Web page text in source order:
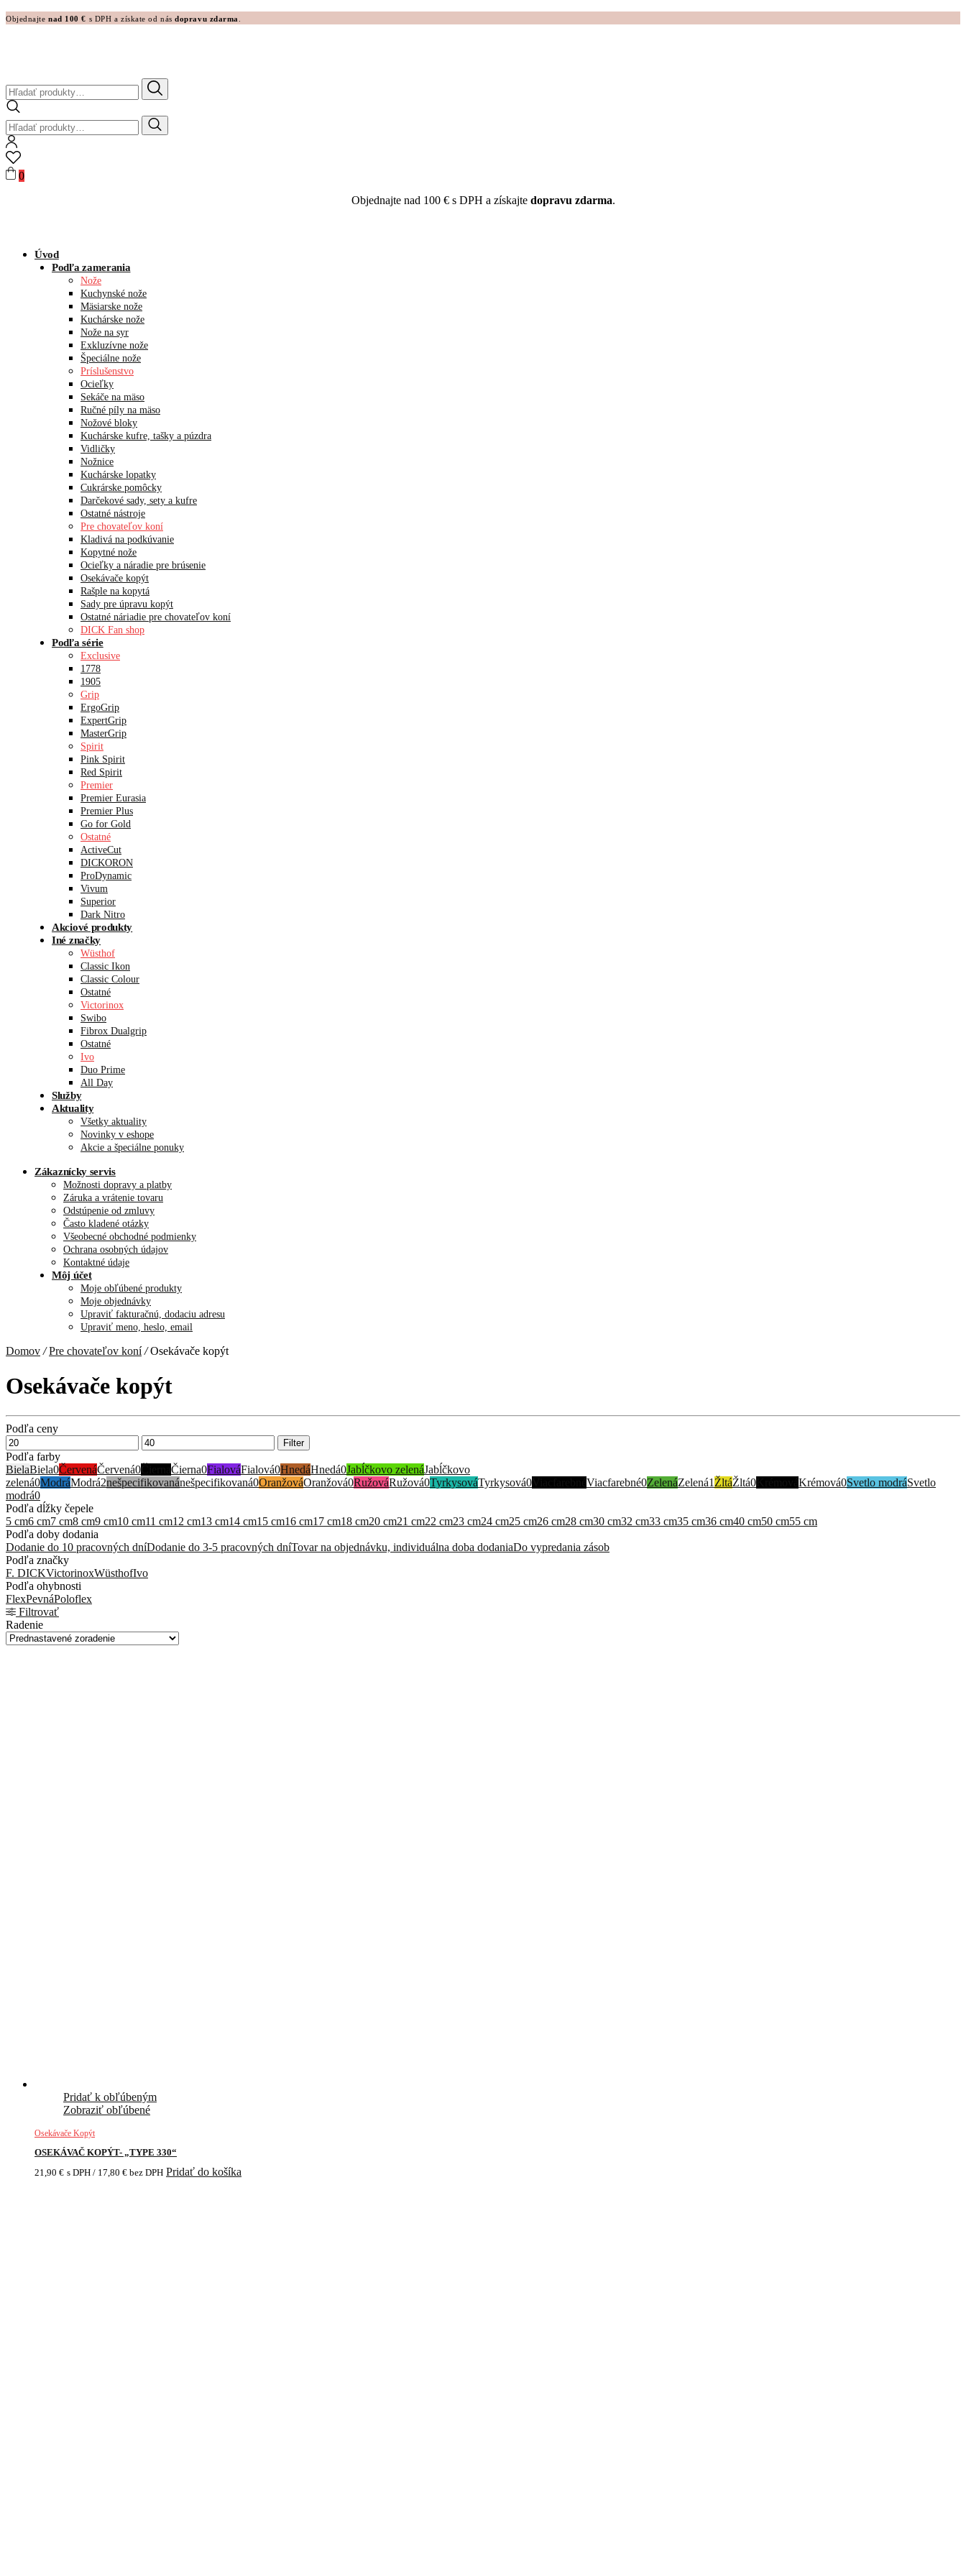
Objednajtenad 100 € s DPH a získate od násdopravu zdarma
Hľadať:
Hľadať:
0
Objednajte nad 100 € s DPH a získajte dopravu zdarma.
Úvod
Podľa zamerania
Nože
Kuchynské nože
Mäsiarske nože
Kuchárske nože
Nože na syr
Exkluzívne nože
Špeciálne nože
Príslušenstvo
Ocieľky
Sekáče na mäso
Ručné píly na mäso
Nožové bloky
Kuchárske kufre, tašky a púzdra
Vidličky
Nožnice
Kuchárske lopatky
Cukrárske pomôcky
Darčekové sady, sety a kufre
Ostatné nástroje
Pre chovateľov koní
Kladivá na podkúvanie
Kopytné nože
Ocieľky a náradie pre brúsenie
Osekávače kopýt
Rašple na kopytá
Sady pre úpravu kopýt
Ostatné náriadie pre chovateľov koní
DICK Fan shop
Podľa série
Exclusive
1778
1905
Grip
ErgoGrip
ExpertGrip
MasterGrip
Spirit
Pink Spirit
Red Spirit
Premier
Premier Eurasia
Premier Plus
Go for Gold
Ostatné
ActiveCut
DICKORON
ProDynamic
Vivum
Superior
Dark Nitro
Akciové produkty
Iné značky
Wüsthof
Classic Ikon
Classic Colour
Ostatné
Victorinox
Swibo
Fibrox Dualgrip
Ostatné
Ivo
Duo Prime
All Day
Služby
Aktuality
Všetky aktuality
Novinky v eshope
Akcie a špeciálne ponuky
Zákaznícky servis
Možnosti dopravy a platby
Záruka a vrátenie tovaru
Odstúpenie od zmluvy
Často kladené otázky
Všeobecné obchodné podmienky
Ochrana osobných údajov
Kontaktné údaje
Môj účet
Moje obľúbené produkty
Moje objednávky
Upraviť fakturačnú, dodaciu adresu
Upraviť meno, heslo, email
Domov / Pre chovateľov koní /Osekávače kopýt
Osekávače kopýt
Podľa ceny
Minimálna
cena
Maximálna
cena
Filter
Podľa farby
BielaBiela0ČervenáČervená0 Čierna0FialováFialová0HnedáHnedá0Jabĺčkovo zelenáJabĺčkovo
zelená0ModráModrá2nešpecifikovanánešpecifikovaná0OranžováOranžová0RužováRužová0TyrkysováTyrkysová0 Viacfarebné0ZelenáZelená1 ŽltáŽltá0 Krémová0Svetlo modráSvetlo
modrá0
Podľa dĺžky čepele
5 cm6 cm7 cm8 cm9 cm10 cm11 cm12 cm13 cm14 cm15 cm16 cm17 cm18 cm20 cm21 cm22 cm23 cm24 cm25 cm26 cm28 cm30 cm32 cm33 cm35 cm36 cm40 cm50 cm55 cm
Podľa doby dodania
Dodanie do 10 pracovných dníDodanie do 3-5 pracovných dníTovar na objednávku, individuálna doba dodaniaDo vypredania zásob
Podľa značky
F. DICKVictorinoxWüsthofIvo
Podľa ohybnosti
FlexPevnáPoloflex
Filtrovať
Radenie
Pridať k obľúbeným
Zobraziť obľúbené
Osekávače Kopýt
OSEKÁVAČ KOPÝT- „TYPE 330“
21,90 € s DPH / 17,80 € bez DPH Pridať do košíka